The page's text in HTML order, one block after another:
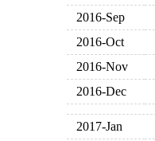
2016-Sep
2016-Oct
2016-Nov
2016-Dec
2017-Jan